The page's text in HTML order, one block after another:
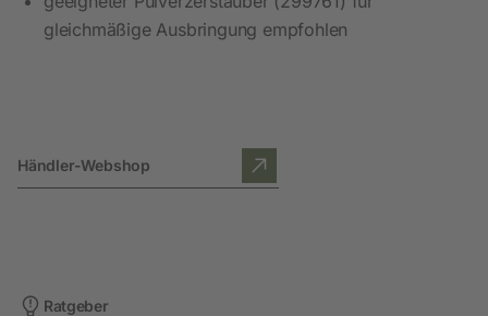
gleichmäßige Ausbringung empfohlen
Händler-Webshop
Ratgeber